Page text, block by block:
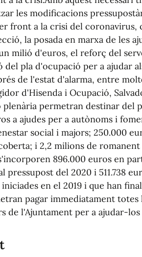
les modificacions
front a la crisi del coronavirus,
la posada en marxa de les
milió d'euros, el reforç del
pla d'ocupació per a ajudar
de l'estat d'alarma, entre
d'Hisenda i Ocupació,
plenària permetran destinar del
a ajudes per a autònoms i
social i majors; 250.000
i 2,2 milions de
896.000 euros en
pressupost del 2020 i 511.738
en el 2019 i que han
pagar immediatament totes
de l'Ajuntament per a ajudar-